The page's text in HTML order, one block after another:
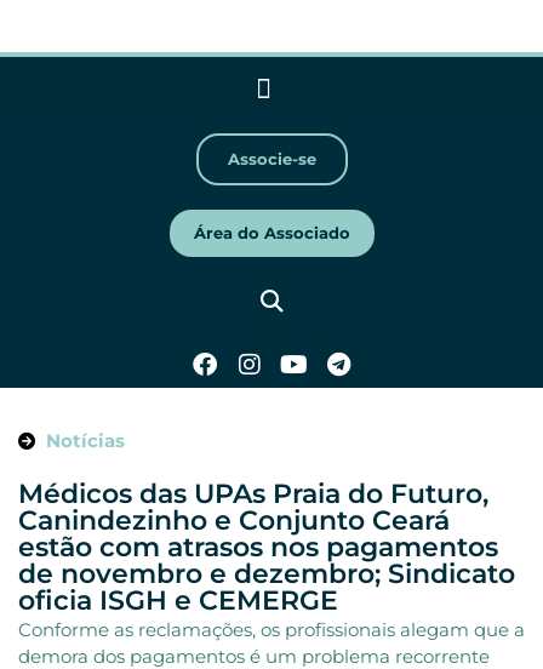
Associe-se
Área do Associado
Notícias
Médicos das UPAs Praia do Futuro,
Canindezinho e Conjunto Ceará
estão com atrasos nos pagamentos
de novembro e dezembro; Sindicato
oficia ISGH e CEMERGE
Conforme as reclamações, os profissionais alegam que a
demora dos pagamentos é um problema recorrente